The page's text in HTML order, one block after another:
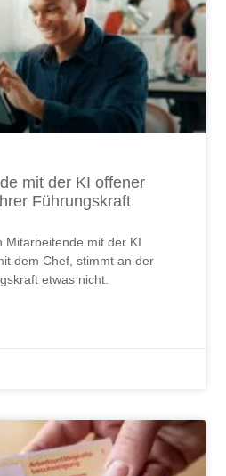
mit der KI offener
Führungskraft
Mitarbeitende mit der KI
dem Chef, stimmt an der
etwas nicht.